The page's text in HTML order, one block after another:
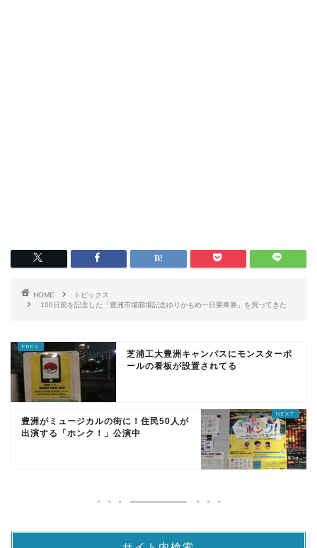
HOME
トピックス
100日前を記念した「豊洲市場開場記念ゆりかもめ一日乗車券」を買ってきた
芝浦工大豊洲キャンパスにモンスターボ
ールの看板が設置されてる
豊洲がミュージカルの街に！住民50人が
出演する「ホンク！」公演中